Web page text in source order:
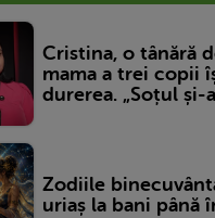
Cristina, o tânără
mama a trei copii
durerea. „Soțul și-
Zodiile
uriaș la bani până